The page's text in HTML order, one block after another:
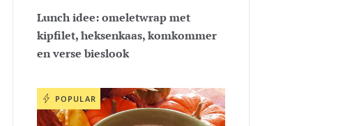
Lunch idee: omeletwrap met
kipfilet, heksenkaas, komkommer
en verse bieslook
POPULAR